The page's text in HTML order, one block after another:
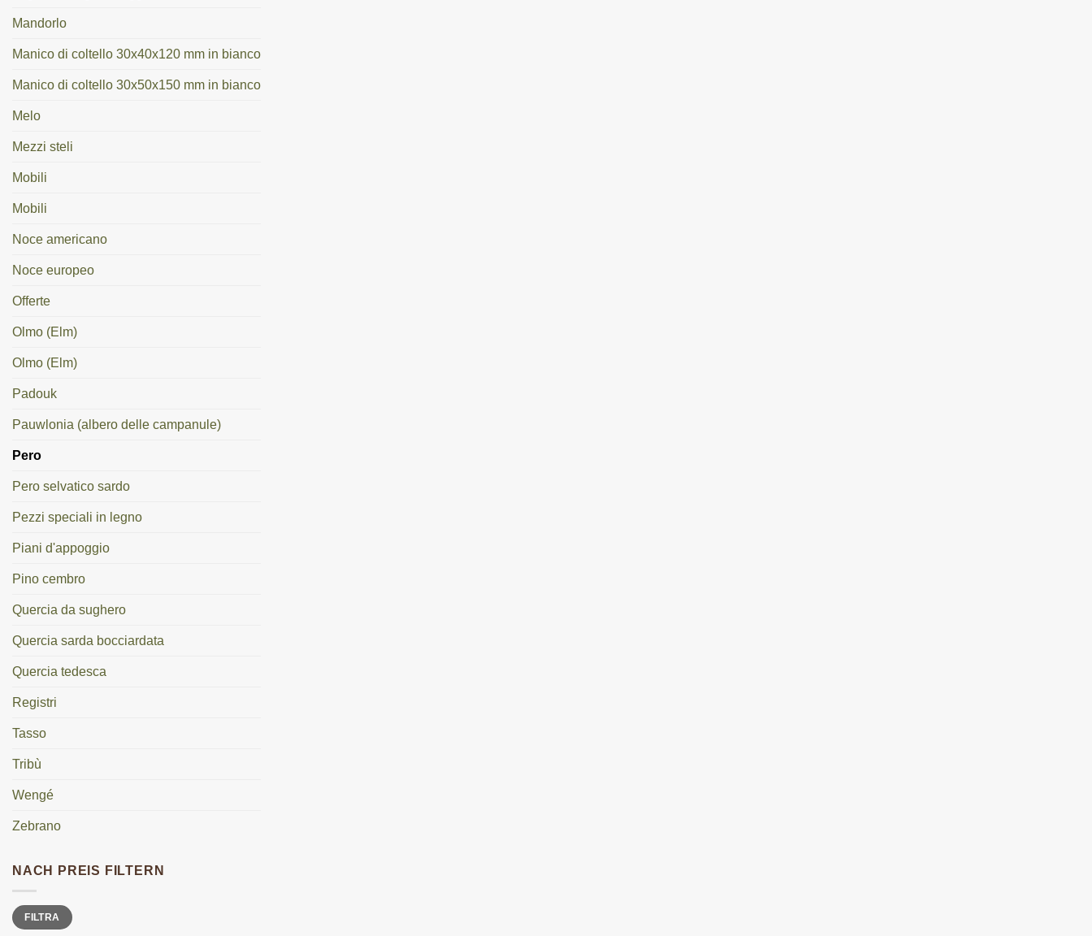
Mandorlo
Manico di coltello 30x40x120 mm in bianco
Manico di coltello 30x50x150 mm in bianco
Melo
Mezzi steli
Mobili
Mobili
Noce americano
Noce europeo
Offerte
Olmo (Elm)
Olmo (Elm)
Padouk
Pauwlonia (albero delle campanule)
Pero
Pero selvatico sardo
Pezzi speciali in legno
Piani d'appoggio
Pino cembro
Quercia da sughero
Quercia sarda bocciardata
Quercia tedesca
Registri
Tasso
Tribù
Wengé
Zebrano
NACH PREIS FILTERN
Prezzo
Min
Prezzo
MaxFILTRA